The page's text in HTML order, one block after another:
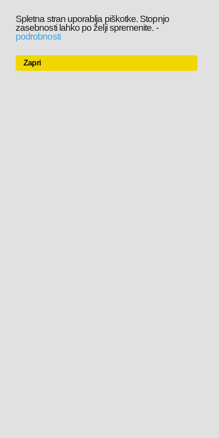
Spletna stran uporablja piškotke. Stopnjo
zasebnosti lahko po želji spremenite. -
podrobnosti
Zapri